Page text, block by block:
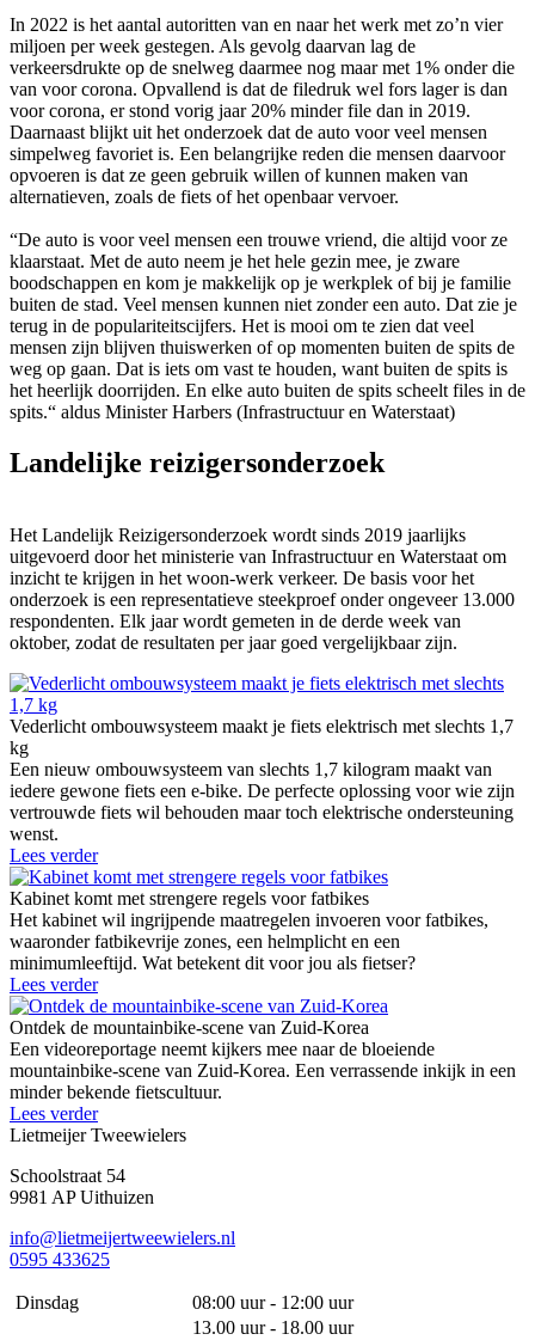
In 2022 is het aantal autoritten van en naar het werk met zo’n vier
miljoen per week gestegen. Als gevolg daarvan lag de
verkeersdrukte op de snelweg daarmee nog maar met 1% onder die
van voor corona. Opvallend is dat de filedruk wel fors lager is dan
voor corona, er stond vorig jaar 20% minder file dan in 2019.
Daarnaast blijkt uit het onderzoek dat de auto voor veel mensen
simpelweg favoriet is. Een belangrijke reden die mensen daarvoor
opvoeren is dat ze geen gebruik willen of kunnen maken van
alternatieven, zoals de fiets of het openbaar vervoer.
“De auto is voor veel mensen een trouwe vriend, die altijd voor ze
klaarstaat. Met de auto neem je het hele gezin mee, je zware
boodschappen en kom je makkelijk op je werkplek of bij je familie
buiten de stad. Veel mensen kunnen niet zonder een auto. Dat zie je
terug in de populariteitscijfers. Het is mooi om te zien dat veel
mensen zijn blijven thuiswerken of op momenten buiten de spits de
weg op gaan. Dat is iets om vast te houden, want buiten de spits is
het heerlijk doorrijden. En elke auto buiten de spits scheelt files in de
spits.“ aldus Minister Harbers (Infrastructuur en Waterstaat)
Landelijke reizigersonderzoek
Het Landelijk Reizigersonderzoek wordt sinds 2019 jaarlijks
uitgevoerd door het ministerie van Infrastructuur en Waterstaat om
inzicht te krijgen in het woon-werk verkeer. De basis voor het
onderzoek is een representatieve steekproef onder ongeveer 13.000
respondenten. Elk jaar wordt gemeten in de derde week van
oktober, zodat de resultaten per jaar goed vergelijkbaar zijn.
Vederlicht ombouwsysteem maakt je fiets elektrisch met slechts 1,7
kg
Een nieuw ombouwsysteem van slechts 1,7 kilogram maakt van
iedere gewone fiets een e-bike. De perfecte oplossing voor wie zijn
vertrouwde fiets wil behouden maar toch elektrische ondersteuning
wenst.
Lees verder
Kabinet komt met strengere regels voor fatbikes
Het kabinet wil ingrijpende maatregelen invoeren voor fatbikes,
waaronder fatbikevrije zones, een helmplicht en een
minimumleeftijd. Wat betekent dit voor jou als fietser?
Lees verder
Ontdek de mountainbike-scene van Zuid-Korea
Een videoreportage neemt kijkers mee naar de bloeiende
mountainbike-scene van Zuid-Korea. Een verrassende inkijk in een
minder bekende fietscultuur.
Lees verder
Lietmeijer Tweewielers
Schoolstraat 54
9981 AP Uithuizen
info@lietmeijertweewielers.nl
0595 433625
Dinsdag
08:00 uur - 12:00 uur
13.00 uur - 18.00 uur